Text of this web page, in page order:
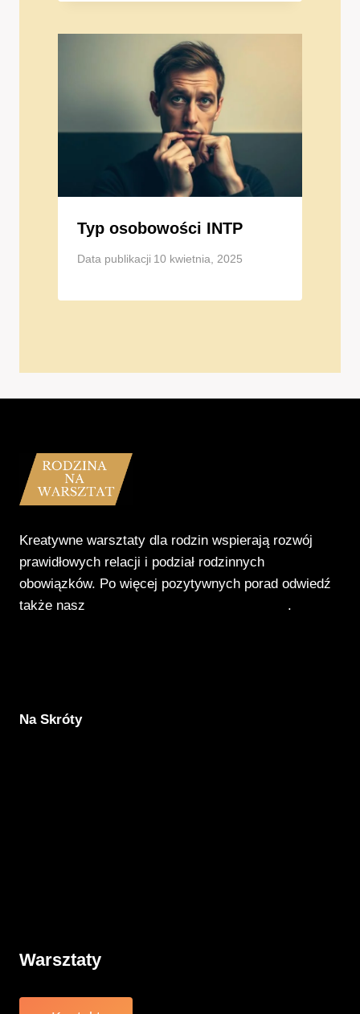
Typ osobowości INTP
Data publikacji 10 kwietnia, 2025
Kreatywne warsztaty dla rodzin wspierają rozwój
prawidłowych relacji i podział rodzinnych
obowiązków. Po więcej pozytywnych porad odwiedź
także nasz
.
Na Skróty
Warsztaty